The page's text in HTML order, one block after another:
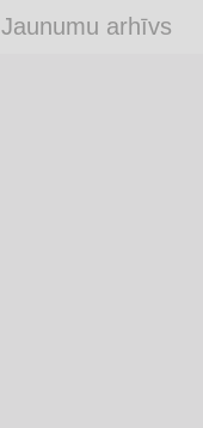
Jaunumu arhīvs